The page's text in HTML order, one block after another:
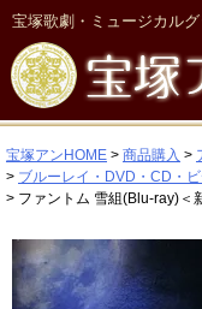
宝塚歌劇・ミュージカル
宝塚アンHOME 商品購入
ブルーレイ・DVD・CD・
ファントム 雪組(Blu-ray)＜